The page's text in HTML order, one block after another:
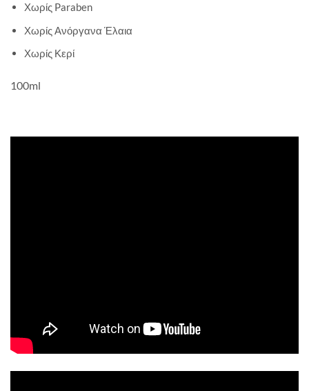
Χωρίς Paraben
Χωρίς Ανόργανα Έλαια
Χωρίς Κερί
100ml